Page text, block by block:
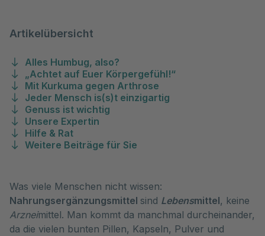
Artikelübersicht
Alles Humbug, also?
„Achtet auf Euer Körpergefühl!“
Mit Kurkuma gegen Arthrose
Jeder Mensch is(s)t einzigartig
Genuss ist wichtig
Unsere Expertin
Hilfe & Rat
Weitere Beiträge für Sie
Was viele Menschen nicht wissen:
Nahrungsergänzungsmittel sind Lebensmittel, keine
Arzneimittel. Man kommt da manchmal durcheinander,
da die vielen bunten Pillen, Kapseln, Pulver und